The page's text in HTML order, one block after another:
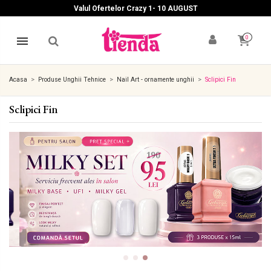
Valul Ofertelor Crazy 1- 10 AUGUST
0
Acasa Produse Unghii Tehnice Nail Art - ornamente unghii Sclipici Fin
Sclipici Fin